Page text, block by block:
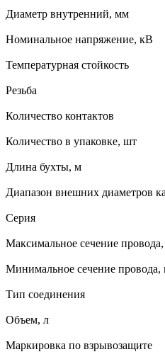
Диаметр внутренний, мм
Номинальное напряжение, кВ
Температурная стойкость
Резьба
Количество контактов
Количество в упаковке, шт
Длина бухты, м
Диапазон внешних диаметров
Серия
Максимальное сечение
Минимальное сечение провода,
Тип соединения
Объем, л
Маркировка по взрывозащите